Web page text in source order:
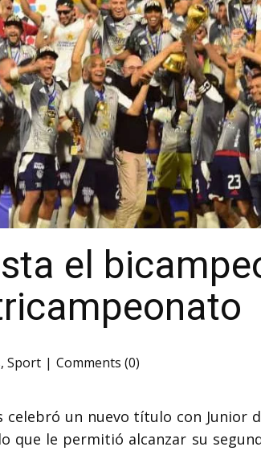
el
, Sport Comments (0)
celebró un nuevo título con
que le permitió alcanzar su